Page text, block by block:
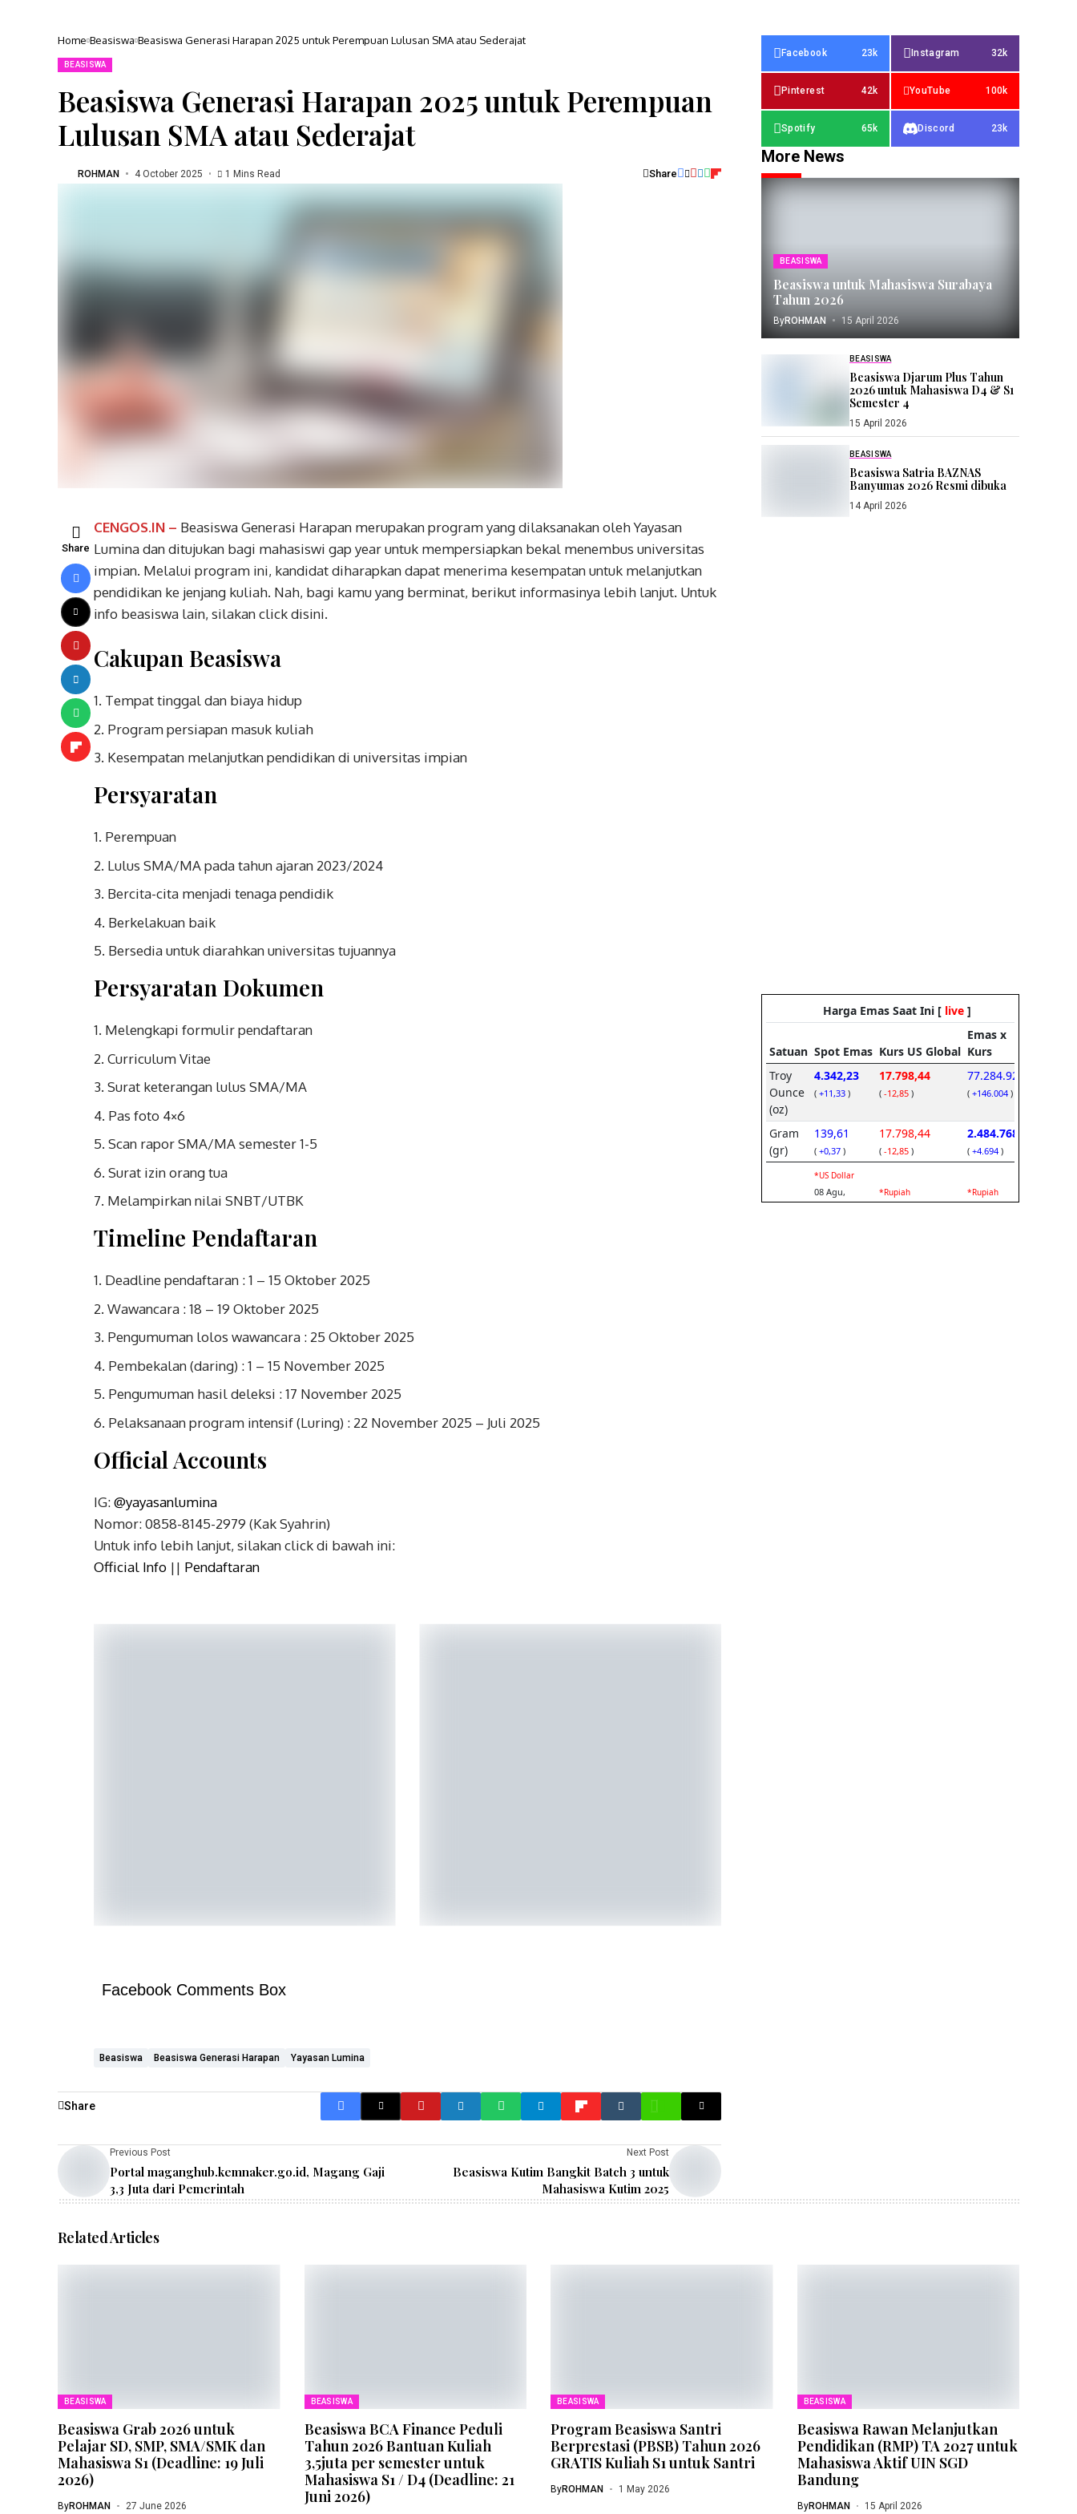
Home Beasiswa Beasiswa Generasi Harapan 2025 untuk Perempuan Lulusan SMA atau Sederajat
BEASISWA
Beasiswa Generasi Harapan 2025 untuk Perempuan
Lulusan SMA atau Sederajat
ROHMAN 4 October 2025 1 Mins Read Share
Share
CENGOS.IN – Beasiswa Generasi Harapan merupakan program yang dilaksanakan oleh Yayasan
Lumina dan ditujukan bagi mahasiswi gap year untuk mempersiapkan bekal menembus universitas
impian. Melalui program ini, kandidat diharapkan dapat menerima kesempatan untuk melanjutkan
pendidikan ke jenjang kuliah. Nah, bagi kamu yang berminat, berikut informasinya lebih lanjut. Untuk
info beasiswa lain, silakan click disini.
Cakupan Beasiswa
Tempat tinggal dan biaya hidup
Program persiapan masuk kuliah
Kesempatan melanjutkan pendidikan di universitas impian
Persyaratan
Perempuan
Lulus SMA/MA pada tahun ajaran 2023/2024
Bercita-cita menjadi tenaga pendidik
Berkelakuan baik
Bersedia untuk diarahkan universitas tujuannya
Persyaratan Dokumen
Melengkapi formulir pendaftaran
Curriculum Vitae
Surat keterangan lulus SMA/MA
Pas foto 4×6
Scan rapor SMA/MA semester 1-5
Surat izin orang tua
Melampirkan nilai SNBT/UTBK
Timeline Pendaftaran
Deadline pendaftaran : 1 – 15 Oktober 2025
Wawancara : 18 – 19 Oktober 2025
Pengumuman lolos wawancara : 25 Oktober 2025
Pembekalan (daring) : 1 – 15 November 2025
Pengumuman hasil deleksi : 17 November 2025
Pelaksanaan program intensif (Luring) : 22 November 2025 – Juli 2025
Official Accounts
IG:@yayasanlumina
Nomor: 0858-8145-2979 (Kak Syahrin)
Untuk info lebih lanjut, silakan click di bawah ini:
Official Info || Pendaftaran
Facebook Comments Box
Beasiswa Beasiswa Generasi Harapan Yayasan Lumina
Share
Previous Post
Portal maganghub.kemnaker.go.id, Magang Gaji
3,3 Juta dari Pemerintah
Next Post
Beasiswa Kutim Bangkit Batch 3 untuk
Mahasiswa Kutim 2025
Facebook 23k Instagram 32k
Pinterest 42k YouTube 100k
Spotify 65k Discord 23k
More News
BEASISWA
Beasiswa untuk Mahasiswa Surabaya
Tahun 2026
ByROHMAN 15 April 2026
BEASISWA
Beasiswa Djarum Plus Tahun
2026 untuk Mahasiswa D4 & S1
Semester 4
15 April 2026
BEASISWA
Beasiswa Satria BAZNAS
Banyumas 2026 Resmi dibuka
14 April 2026
Related Articles
BEASISWA
Beasiswa Grab 2026 untuk
Pelajar SD, SMP, SMA/SMK dan
Mahasiswa S1 (Deadline: 19 Juli
2026)
ByROHMAN 27 June 2026
BEASISWA
Beasiswa BCA Finance Peduli
Tahun 2026 Bantuan Kuliah
3,5juta per semester untuk
Mahasiswa S1 / D4 (Deadline: 21
Juni 2026)
BEASISWA
Program Beasiswa Santri
Berprestasi (PBSB) Tahun 2026
GRATIS Kuliah S1 untuk Santri
ByROHMAN 1 May 2026
BEASISWA
Beasiswa Rawan Melanjutkan
Pendidikan (RMP) TA 2027 untuk
Mahasiswa Aktif UIN SGD
Bandung
ByROHMAN 15 April 2026